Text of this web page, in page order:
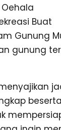
Oehala
Buat
Gunung
gunung